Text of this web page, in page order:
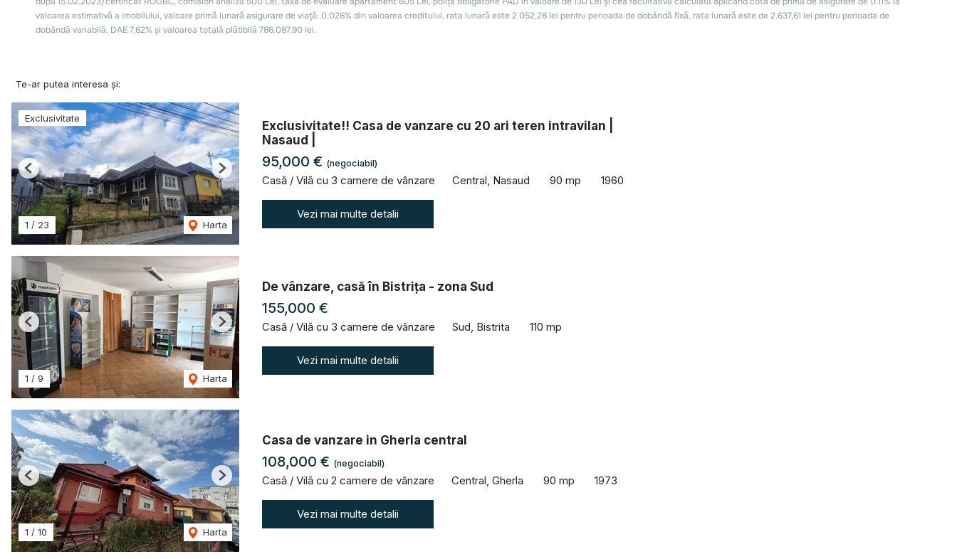
Te-ar putea interesa și:
Exclusivitate
1 / 23 Harta
Previous Next
Exclusivitate!! Casa de vanzare cu 20 ari teren intravilan |
Nasaud |
95,000 € (negociabil)
Casă / Vilă cu 3 camere de vânzare Central, Nasaud 90 mp 1960
Vezi mai multe detalii
1 / 9 Harta
Previous Next
De vânzare, casă în Bistrița - zona Sud
155,000 €
Casă / Vilă cu 3 camere de vânzare Sud, Bistrita 110 mp
Vezi mai multe detalii
1 / 10 Harta
Previous Next
Casa de vanzare in Gherla central
108,000 € (negociabil)
Casă / Vilă cu 2 camere de vânzare Central, Gherla 90 mp 1973
Vezi mai multe detalii